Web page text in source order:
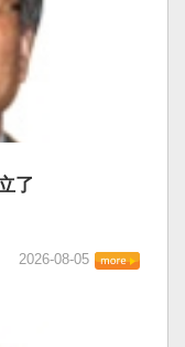
了
2026-08-05